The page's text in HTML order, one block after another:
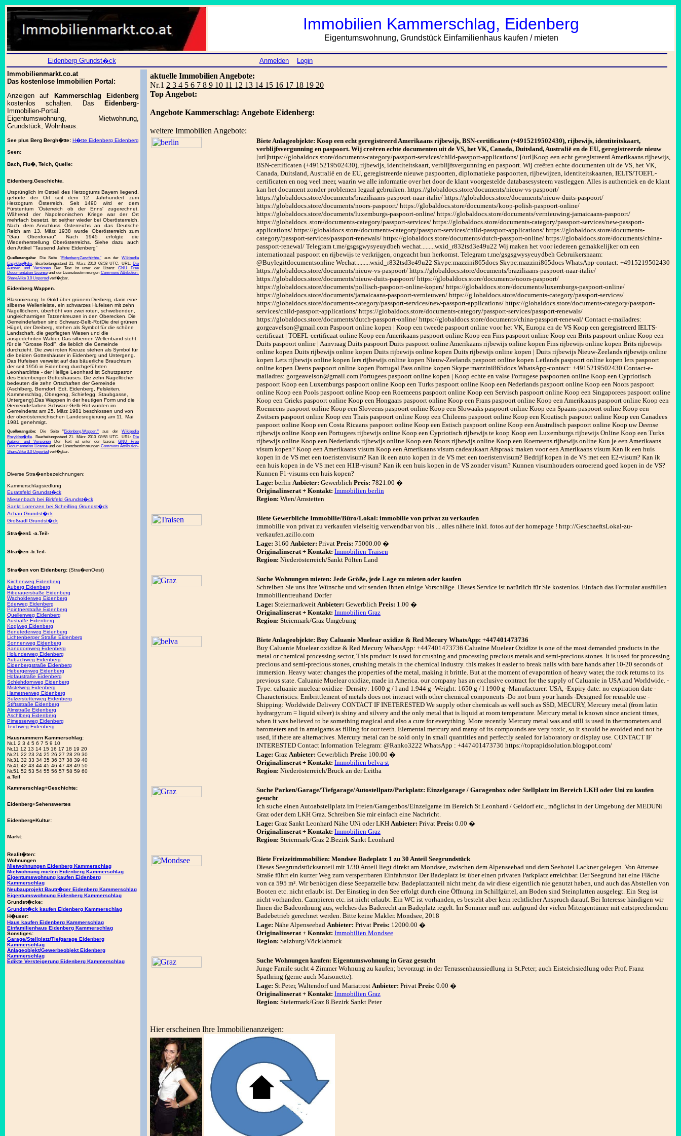
Immobilien Kammerschlag, Eidenberg
Eigentumswohnung, Grundstück Einfamilienhaus kaufen / mieten
Eidenberg Grundst�ck Anmelden
Login
Immobilienmarkt.co.at
Das kostenlose Immobilien Portal:
Anzeigen auf
Kammerschlag Eidenberg
kostenlos schalten. Das
Eidenberg-
Immobilien-Portal.
Eigentumswohnung, Mietwohnung,
Grundstück, Wohnhaus.
See plus Berg Bergh�tte: H�tte Eidenberg Eidenberg
Seen:
Bach, Flu�, Teich, Quelle:
Eidenberg.Geschichte.
Ursprünglich im Ostteil des Herzogtums Bayern liegend,
gehörte der Ort seit dem 12. Jahrhundert zum
Herzogtum Österreich. Seit 1490 wird er dem
Fürstentum 'Österreich ob der Enns' zugerechnet.
Während der Napoleonischen Kriege war der Ort
mehrfach besetzt, ist seither wieder bei Oberösterreich.
Nach dem Anschluss Österreichs an das Deutsche
Reich am 13. März 1938 wurde Oberösterreich zum
"Gau Oberdonau". Nach 1945 erfolgte die
Wiederherstellung Oberösterreichs. Siehe dazu auch
den Artikel "Tausend Jahre Eidenberg"
Quellenangabe: Die Seite "Eidenberg.Geschichte." aus derWikipedia
Enzyklop�die. Bearbeitungsstand 21. März 2010 08:58 UTC. URL: Die
Autoren und VersionenDer Text ist unter der LizenzGNU Free
Documentation Licenseund der Lizenzbestimmungen Commons Attribution-
ShareAlike 3.0 Unported verf�gbar.
Eidenberg.Wappen.
Blasonierung: In Gold über grünem Dreiberg, darin eine
silberne Wellenleiste, ein schwarzes Hufeisen mit zehn
Nagellöchern, überhöht von zwei roten, schwebenden,
ungleicharmigen Tatzenkreuzen in den Oberecken. Die
Gemeindefarben sind Schwarz-Gelb-RotDie drei grünen
Hügel, der Dreiberg, stehen als Symbol für die schöne
Landschaft, die gepflegten Wiesen und die
ausgedehnten Wälder. Das silbernen Wellenband steht
für die "Grosse Rodl", die lieblich die Gemeinde
durchzieht. Die zwei roten Kreuze stehen als Symbol für
die beiden Gotteshäuser in Eidenberg und Untergeng.
Das Hufeisen verweist auf das bäuerliche Brauchtum
der seit 1956 in Eidenberg durchgeführten
Leonhardiritte - der Heilige Leonhard ist Schutzpatron
des Eidenberger Gotteshauses. Die zehn Nagellöcher
bedeuten die zehn Ortschaften der Gemeinde
(Aschlberg, Berndorf, Edt, Eidenberg, Felsleiten,
Kammerschlag, Obergeng, Schiefegg, Staubgasse,
Untergeng).Das Wappen in der heutigen Form und die
Gemeindefarben Schwarz-Gelb-Rot wurden im
Gemeinderat am 25. März 1981 beschlossen und von
der oberösterreichischen Landesregierung am 11. Mai
1981 genehmigt.
Quellenangabe: Die Seite "Eidenberg.Wappen." aus derWikipedia
Enzyklop�die. Bearbeitungsstand 21. März 2010 08:58 UTC. URL: Die
Autoren und VersionenDer Text ist unter der LizenzGNU Free
Documentation Licenseund der Lizenzbestimmungen Commons Attribution-
ShareAlike 3.0 Unported verf�gbar.
Diverse Stra�enbezeichnungen:
Kammerschlagsiedlung
Euratsfeld Grundst�ck
Miesenbach bei Birkfeld Grundst�ck
Sankt Lorenzen bei Scheifling Grundst�ck
Achau Grundst�ck
Großradl Grundst�ck
Stra�en1 -a.Teil-
Stra�en -b.Teil-
Stra�en von Eidenberg: (Stra�enOest)
Kirchenweg Eidenberg
Auberg Eidenberg
Biberauerstraße Eidenberg
Wacholderweg Eidenberg
Ederweg Eidenberg
Pointnerstraße Eidenberg
Quellenweg Eidenberg
Austraße Eidenberg
Koglweg Eidenberg
Benetederweg Eidenberg
Lichtenberger Straße Eidenberg
Sonnenweg Eidenberg
Sanddornweg Eidenberg
Holunderweg Eidenberg
Aubachweg Eidenberg
Eidenbergstraße Eidenberg
Hebergerweg Eidenberg
Hofaustraße Eidenberg
Schlehdornweg Eidenberg
Mistelweg Eidenberg
Hametnerweg Eidenberg
Sulzerstetterweg Eidenberg
Stiftsstraße Eidenberg
Almstraße Eidenberg
Aschlberg Eidenberg
Pimesserweg Eidenberg
Teichweg Eidenberg
Hausnummern Kammerschlag:
Nr.1 2 3 4 5 6 7 5 9 10
Nr.11 12 13 14 15 16 17 18 19 20
Nr.21 22 23 24 25 26 27 28 29 30
Nr.31 32 33 34 35 36 37 38 39 40
Nr.41 42 43 44 45 46 47 48 49 50
Nr.51 52 53 54 55 56 57 58 59 60
a.Teil
Kammerschlag+Geschichte:
Eidenberg+Sehenswertes
Eidenberg+Kultur:
Markt:
Realit�ten:
Wohnungen
Mietwohnungen Eidenberg Kammerschlag
Mietwohnung mieten Eidenberg Kammerschlag
Eigentumswohnung kaufen Eidenberg
Kammerschlag
Neubauprojekt Bautr�ger Eidenberg Kammerschlag
Eigentumswohnung Eidenberg Kammerschlag
Grundst�cke:
Grundst�ck kaufen Eidenberg Kammerschlag
H�user:
Haus kaufen Eidenberg Kammerschlag
Einfamilienhaus Eidenberg Kammerschlag
Sonstiges:
Garage/Stellplatz/Tiefgarage Eidenberg
Kammerschlag
Anlageobjekt/Gewerbeobjekt Eidenberg
Kammerschlag
Edikte Versteigerung Eidenberg Kammerschlag
aktuelle Immobilien Angebote:
Nr.1 2 3 4 5 6 7 8 9 10 11 12 13 14 15 16 17 18 19 20
Top Angebot:
Angebote Kammerschlag: Angebote Eidenberg:
weitere Immobilien Angebote:
Biete Anlageobjekte: Koop een echt geregistreerd Amerikaans rijbewijs, BSN-certificaten (+4915219502430), rijbewijs, identiteitskaart,
verblijfsvergunning en paspoort. Wij creëren echte documenten uit de VS, het VK, Canada, Duitsland, Australië en de EU, geregistreerde nieuw
[url]https://globaldocs.store/documents-category/passport-services/child-passport-applications/ [/url]Koop een echt geregistreerd Amerikaans rijbewijs,
BSN-certificaten (+4915219502430), rijbewijs, identiteitskaart, verblijfsvergunning en paspoort. Wij creëren echte documenten uit de VS, het VK,
Canada, Duitsland, Australië en de EU, geregistreerde nieuwe paspoorten, diplomatieke paspoorten, rijbewijzen, identiteitskaarten, IELTS/TOEFL-
certificaten en nog veel meer, waarin we alle informatie over het door de klant voorgestelde databasesysteem vastleggen. Alles is authentiek en de klant
kan het document zonder problemen legaal gebruiken. https://globaldocs.store/documents/nieuw-vs-paspoort/
https://globaldocs.store/documents/braziliaans-paspoort-naar-italie/ https://globaldocs.store/documents/nieuw-duits-paspoort/
https://globaldocs.store/documents/noors-paspoort/ https://globaldocs.store/documents/koop-polish-paspoort-online/
https://globaldocs.store/documents/luxemburgs-paspoort-online/ https://globaldocs.store/documents/vernieuwing-jamaicaans-paspoort/
https://globaldocs .store/documents-category/passport-services/ https://globaldocs.store/documents-category/passport-services/new-passport-
applications/ https://globaldocs.store/documents-category/passport-services/child-passport-applications/ https://globaldocs.store/documents-
category/passport-services/passport-renewals/ https://globaldocs.store/documents/dutch-passport-online/ https://globaldocs.store/documents/china-
passport-renewal/ Telegram t.me/gsgsgwysyeuydbeh wechat.........wxid_r832tsd3e49u22 Wij maken het voor iedereen gemakkelijker om een ​​
internationaal paspoort en rijbewijs te verkrijgen, ongeacht hun herkomst. Telegram t.me/gsgsgwysyeuydbeh Gebruikersnaam:
@Buylegitdocumentsonline Wechat.........wxid_r832tsd3e49u22 Skype:mazzini865docs Skype:mazzini865docs WhatsApp-contact: +4915219502430
https://globaldocs.store/documents/nieuw-vs-paspoort/ https://globaldocs.store/documents/braziliaans-paspoort-naar-italie/
https://globaldocs.store/documents/nieuw-duits-paspoort/ https://globaldocs.store/documents/noors-paspoort/
https://globaldocs.store/documents/pollisch-paspoort-online-kopen/ https://globaldocs.store/documents/luxemburgs-paspoort-online/
https://globaldocs.store/documents/jamaicaans-paspoort-vernieuwen/ https://g lobaldocs.store/documents-category/passport-services/
https://globaldocs.store/documents-category/passport-services/new-passport-applications/ https://globaldocs.store/documents-category/passport-
services/child-passport-applications/ https://globaldocs.store/documents-category/passport-services/passport-renewals/
https://globaldocs.store/documents/dutch-passport-online/ https://globaldocs.store/documents/china-passport-renewal/ Contact e-mailadres:
gorgeavelson@gmail.com Paspoort online kopen | Koop een tweede paspoort online voor het VK, Europa en de VS Koop een geregistreerd IELTS-
certificaat | TOEFL-certificaat online Koop een Amerikaans paspoort online Koop een Fins paspoort online Koop een Brits paspoort online Koop een
Duits paspoort online | Aanvraag Duits paspoort Duits paspoort online Amerikaans rijbewijs online kopen Fins rijbewijs online kopen Brits rijbewijs
online kopen Duits rijbewijs online kopen Duits rijbewijs online kopen Duits rijbewijs online kopen | Duits rijbewijs Nieuw-Zeelands rijbewijs online
kopen Lets rijbewijs online kopen Iers rijbewijs online kopen Nieuw-Zeelands paspoort online kopen Letlands paspoort online kopen Iers paspoort
online kopen Deens paspoort online kopen Portugal Pass online kopen Skype:mazzini865docs WhatsApp-contact: +4915219502430 Contact-e-
mailadres: gorgeavelson@gmail.com Portugees paspoort online kopen | Koop echte en valse Portugese paspoorten online Koop een Cypriotisch
paspoort Koop een Luxemburgs paspoort online Koop een Turks paspoort online Koop een Nederlands paspoort online Koop een Noors paspoort
online Koop een Pools paspoort online Koop een Roemeens paspoort online Koop een Servisch paspoort online Koop een Singaporees paspoort online
Koop een Grieks paspoort online Koop een Hongaars paspoort online Koop een Frans paspoort online Koop een Amerikaans paspoort online Koop een
Roemeens paspoort online Koop een Sloveens paspoort online Koop een Slowaaks paspoort online Koop een Spaans paspoort online Koop een
Zwitsers paspoort online Koop een Thais paspoort online Koop een Chileens paspoort online Koop een Kroatisch paspoort online Koop een Canadees
paspoort online Koop een Costa Ricaans paspoort online Koop een Estisch paspoort online Koop een Australisch paspoort online Koop uw Deense
rijbewijs online Koop een Portugees rijbewijs online Koop een Cypriotisch rijbewijs te koop Koop een Luxemburgs rijbewijs Online Koop een Turks
rijbewijs online Koop een Nederlands rijbewijs online Koop een Noors rijbewijs online Koop een Roemeens rijbewijs online Kun je een Amerikaans
visum kopen? Koop een Amerikaans visum Koop een Amerikaans visum cadeaukaart Afspraak maken voor een Amerikaans visum Kan ik een huis
kopen in de VS met een toeristenvisum? Kan ik een auto kopen in de VS met een toeristenvisum? Bedrijf kopen in de VS met een E2-visum? Kan ik
een huis kopen in de VS met een H1B-visum? Kan ik een huis kopen in de VS zonder visum? Kunnen visumhouders onroerend goed kopen in de VS?
Kunnen F1-visums een huis kopen?
Lage: berlin Anbieter: Gewerblich Preis: 7821.00 �
Originalinserat + Kontakt: Immobilien berlin
Region: Wien/Amstetten
Biete Gewerbliche Immobilie/Büro/Lokal: immobilie von privat zu verkaufen
immobilie von privat zu verkaufen vielseitig verwendbar von bis ... alles nähere inkl. fotos auf der homepage ! http://GeschaeftsLokal-zu-
verkaufen.azillo.com
Lage: 3160 Anbieter: Privat Preis: 75000.00 �
Originalinserat + Kontakt: Immobilien Traisen
Region: Niederösterreich/Sankt Pölten Land
Suche Wohnungen mieten: Jede Größe, jede Lage zu mieten oder kaufen
Schreiben Sie uns Ihre Wünsche und wir senden ihnen einige Vorschläge. Dieses Service ist natürlich für Sie kostenlos. Einfach das Formular ausfüllen
Immobilientreuhand Dorfer
Lage: Steiermarkweit Anbieter: Gewerblich Preis: 1.00 �
Originalinserat + Kontakt: Immobilien Graz
Region: Steiermark/Graz Umgebung
Biete Anlageobjekte: Buy Caluanie Muelear oxidize & Red Mecury WhatsApp: +447401473736
Buy Caluanie Muelear oxidize & Red Mecury WhatsApp: +447401473736 Caluaine Muelear Oxidize is one of the most demanded products in the
metal or chemical processing sector, This product is used for crushing and processing precious metals and semi-precious stones. It is used for processing
precious and semi-precious stones, crushing metals in the chemical industry. this makes it easier to break nails with bare hands after 10-20 seconds of
immersion. Heavy water changes the properties of the metal, making it brittle. But at the moment of evaporation of heavy water, the rock returns to its
previous state. Caluanie Muelear oxidize, made in America. our company has an exclusive contract for the supply of Caluanie in USA and Worldwide. -
Type: caluanie muelear oxidize -Density: 1600 g / l and 1.944 g -Weight: 1650 g / l 1900 g -Manufacturer: USA, -Expiry date: no expiration date -
Characteristics: Embrittlement of metals does not interact with other chemical components -Do not burn your hands -Designed for reusable use -
Shipping: Worldwide Delivery CONTACT IF INETERESTED We supply other chemicals as well such as SSD, MECURY, Mercury metal (from latin
hydrargyrum = liquid silver) is shiny and silvery and the only metal that is liquid at room temperature. Mercury metal is known since ancient times,
when it was believed to be something magical and also a cure for everything. More recently Mercury metal was and still is used in thermometers and
barometers and in amalgams as filling for our teeth. Elemental mercury and many of its compounds are very toxic, so it should be avoided and not be
used, if there are alternatives. Mercury metal can be sold only in small quantities and perfectly sealed for laboratory or display use. CONTACT IF
INTERESTED Contact Information Telegram: @Ranko3222 WhatsApp : +447401473736 https://toprapidsolution.blogspot.com/
Lage: Graz Anbieter: Gewerblich Preis: 100.00 �
Originalinserat + Kontakt: Immobilien belva st
Region: Niederösterreich/Bruck an der Leitha
Suche Parken/Garage/Tiefgarage/Autostellpatz/Parkplatz: Einzelgarage / Garagenbox oder Stellplatz im Bereich LKH oder Uni zu kaufen
gesucht
Ich suche einen Autoabstellplatz im Freien/Garagenbos/Einzelgarae im Bereich St.Leonhard / Geidorf etc., möglichst in der Umgebung der MEDUNi
Graz oder dem LKH Graz. Schreiben Sie mir einfach eine Nachricht.
Lage: Graz Sankt Leonhard Nähe UNi oder LKH Anbieter: Privat Preis: 0.00 �
Originalinserat + Kontakt: Immobilien Graz
Region: Steiermark/Graz 2.Bezirk Sankt Leonhard
Biete Freizeitimmobilien: Mondsee Badeplatz 1 zu 30 Anteil Seegrundstück
Dieses Seegrundstücksanteil mit 1/30 Anteil liegt direkt am Mondsee, zwischen dem Alpenseebad und dem Seehotel Lackner gelegen. Von Attersee
Straße führt ein kurzer Weg zum versperrbaren Einfahrtstor. Der Badeplatz ist über einen privaten Parkplatz erreichbar. Der Seegrund hat eine Fläche
von ca 595 m². Wir benötigen diese Seeparzelle bzw. Badeplatzanteil nicht mehr, da wir diese eigentlich nie genutzt haben, und auch das Abstellen von
Booten etc. nicht erlaubt ist. Der Einstieg in den See erfolgt durch eine Öffnung im Schilfgürtel, am Boden sind Steinplatten ausgelegt. Ein Steg ist
nicht vorhanden. Campieren etc. ist nicht erlaubt. Ein WC ist vorhanden, es besteht aber kein rechtlicher Anspruch darauf. Bei Interesse händigen wir
Ihnen die Badeordnung aus, welches das Baderecht am Badeplatz regelt. Im Sommer muß mit aufgrund der vielen Miteigentümer mit entstprechendem
Badebetrieb gerechnet werden. Bitte keine Makler. Mondsee, 2018
Lage: Nähe Alpenseebad Anbieter: Privat Preis: 12000.00 �
Originalinserat + Kontakt: Immobilien Mondsee
Region: Salzburg/Vöcklabruck
Suche Wohnungen kaufen: Eigentumswohnung in Graz gesucht
Junge Famile sucht 4 Zimmer Wohnung zu kaufen; bevorzugt in der Terrassenhaussiedlung in St.Peter; auch Eisteichsiedlung oder Prof. Franz
Spathring (gerne auch Maisonette).
Lage: St.Peter, Waltendorf und Mariatrost Anbieter: Privat Preis: 0.00 �
Originalinserat + Kontakt: Immobilien Graz
Region: Steiermark/Graz 8.Bezirk Sankt Peter
Hier erscheinen Ihre Immobilienanzeigen: